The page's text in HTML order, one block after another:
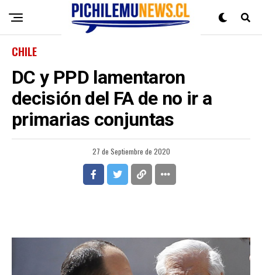
CHILE
DC y PPD lamentaron
decisión del FA de no ir a
primarias conjuntas
27 de Septiembre de 2020